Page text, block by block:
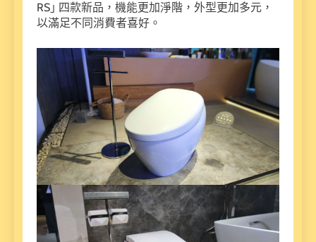
RS｣ 四款新品，機能更加淨階，外型更加多元，
以滿足不同消費者喜好。